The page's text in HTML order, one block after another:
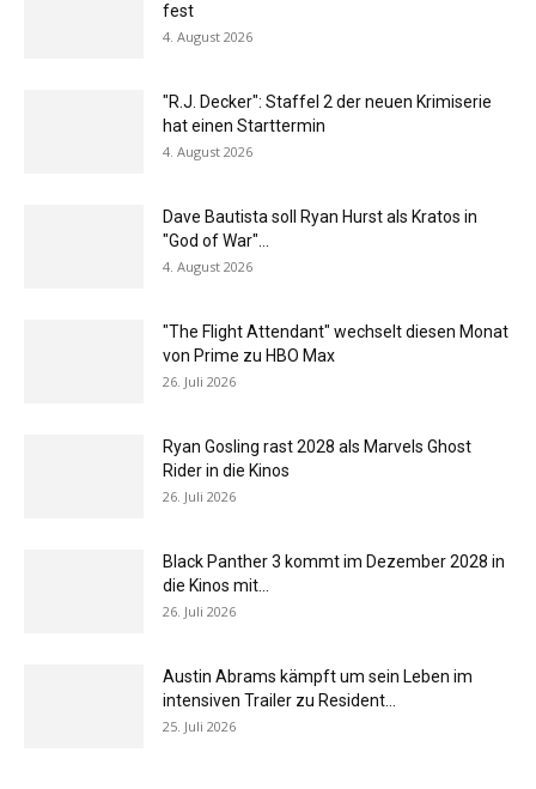
fest
4. August 2026
"R.J. Decker": Staffel 2 der neuen Krimiserie
hat einen Starttermin
4. August 2026
Dave Bautista soll Ryan Hurst als Kratos in
"God of War"...
4. August 2026
"The Flight Attendant" wechselt diesen Monat
von Prime zu HBO Max
26. Juli 2026
Ryan Gosling rast 2028 als Marvels Ghost
Rider in die Kinos
26. Juli 2026
Black Panther 3 kommt im Dezember 2028 in
die Kinos mit...
26. Juli 2026
Austin Abrams kämpft um sein Leben im
intensiven Trailer zu Resident...
25. Juli 2026